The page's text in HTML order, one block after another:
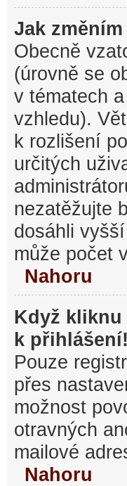
Jak
Obecně
(úrovně se
v tématech
vzhledu).
k rozlišení
určitých
nezatěžujte
dosáhli
může počet
Nahoru
Když kliknu
k přihlášení!
Pouze
přes
možnost
otravných
mailové
Nahoru